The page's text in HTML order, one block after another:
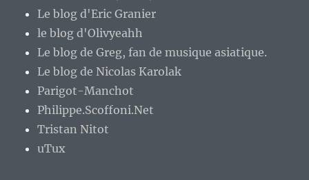
Le blog d'Eric Granier
le blog d'Olivyeahh
Le blog de Greg, fan de musique asiatique.
Le blog de Nicolas Karolak
Parigot-Manchot
Philippe.Scoffoni.Net
Tristan Nitot
uTux